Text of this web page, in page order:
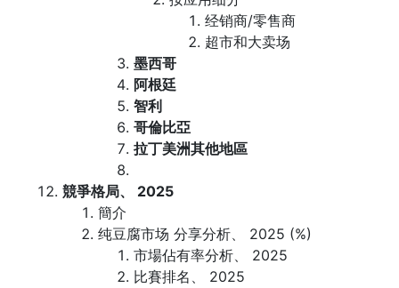
经销商/零售商
超市和大卖场
墨西哥
阿根廷
智利
哥倫比亞
拉丁美洲其他地區
競爭格局、 2025
簡介
纯豆腐市场 分享分析、 2025 (%)
市場佔有率分析、 2025
比賽排名、 2025